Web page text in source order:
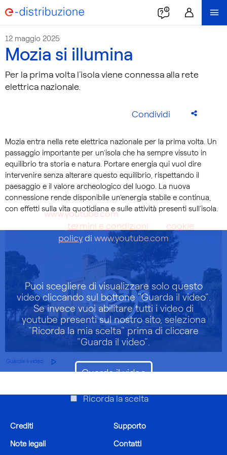
12 maggio 2025
Mozia si illumina
Per la prima volta l’isola viene connessa alla rete
elettrica nazionale.
Condividi
Mozia entra nella rete elettrica nazionale per la prima volta. Un
passaggio importante per un’isola che ha sempre vissuto in
equilibrio tra storia e natura. Portare energia qui vuol dire
intervenire senza alterare questo equilibrio, rispettando il
paesaggio e il valore archeologico del luogo. La nuova
connessione rende disponibile un’energia stabile e continua,
con effetti sulla vita quotidiana e sulle attività presenti sull’isola.
Questo video è ospitato su un sito web di terze
parti (www.youtube.com). Con la riproduzione
termini e condizioni
cookie
policydi www.youtube.com
Puoi scegliere di visualizzare solo questo
video cliccando sul bottone "Guarda il video".
Se invece vuoi abilitare tutti i video di
youtube presenti sul nostro sito, seleziona
"Ricorda la mia scelta" prima di cliccare
"Guarda il video".
Guarda il video
Ricorda la scelta
Guarda il video
Crediti
Note legali
Supporto
Contatti